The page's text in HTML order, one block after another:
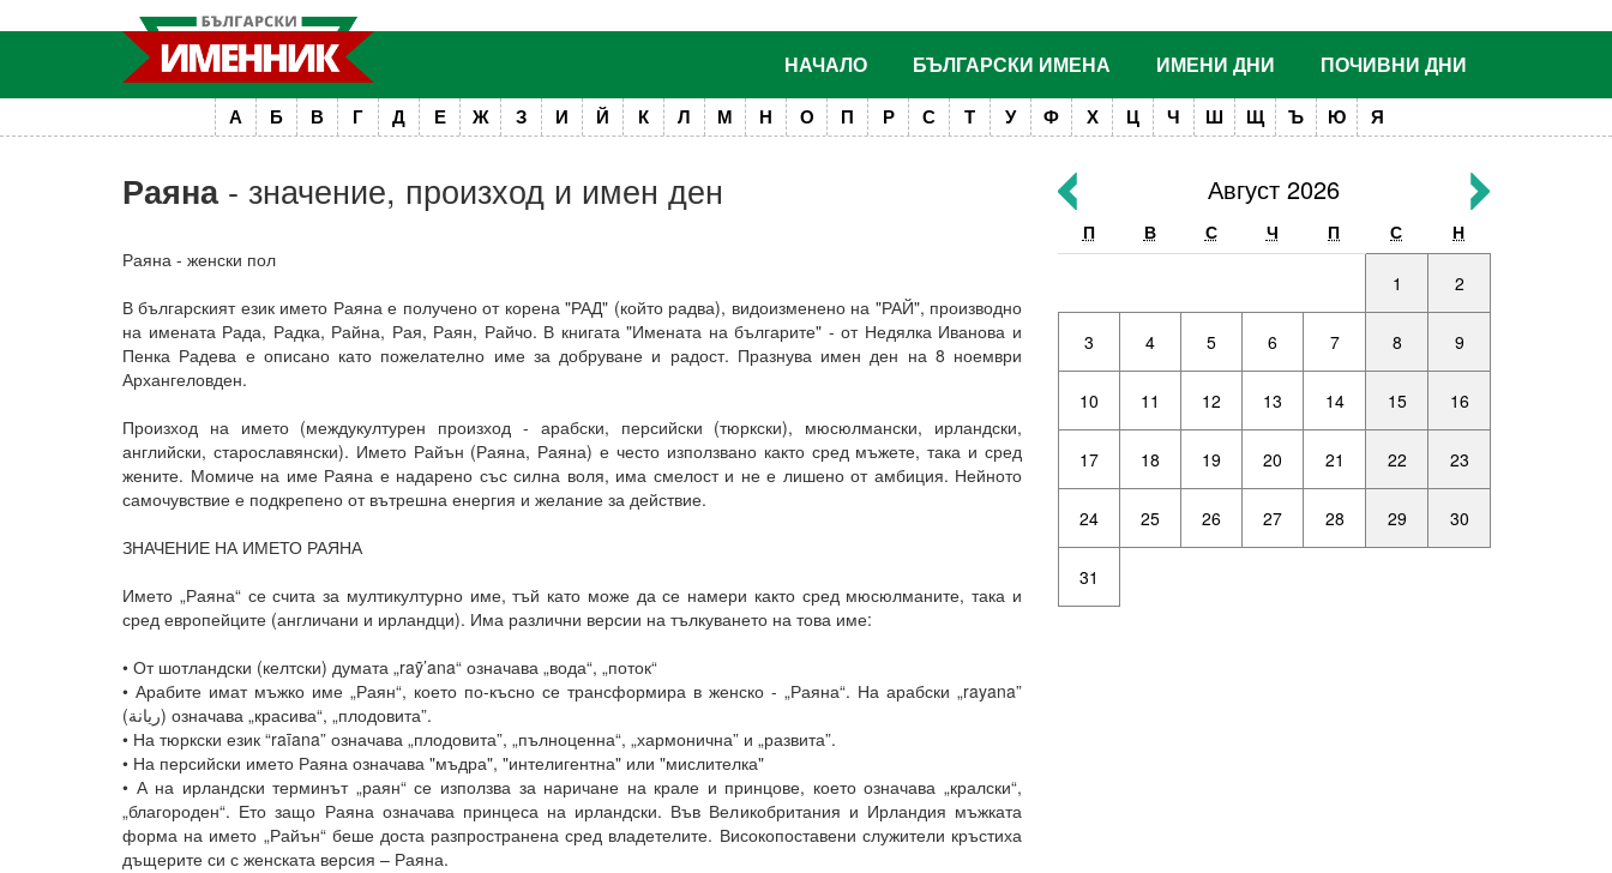
НАЧАЛО БЪЛГАРСКИ ИМЕНА ИМЕНИ ДНИ ПОЧИВНИ ДНИ
А Б В Г Д Е Ж З И Й К Л М Н О П Р С Т У Ф Х Ц Ч Ш Щ Ъ Ю Я
Раяна- значение, произход и имен ден
Раяна - женски пол
В българският език името Раяна е получено от корена "РАД" (който радва), видоизменено на "РАЙ", производно
на имената Рада, Радка, Райна, Рая, Раян, Райчо. В книгата "Имената на българите" - от Недялка Иванова и
Пенка Радева е описано като пожелателно име за добруване и радост. Празнува имен ден на 8 ноември
Архангеловден.
Произход на името (междукултурен произход - арабски, персийски (тюркски), мюсюлмански, ирландски,
английски, старославянски). Името Райън (Раяна, Раяна) е често използвано както сред мъжете, така и сред
жените. Момиче на име Раяна е надарено със силна воля, има смелост и не е лишено от амбиция. Нейното
самочувствие е подкрепено от вътрешна енергия и желание за действие.
ЗНАЧЕНИЕ НА ИМЕТО РАЯНА
Името „Раяна“ се счита за мултикултурно име, тъй като може да се намери както сред мюсюлманите, така и
сред европейците (англичани и ирландци). Има различни версии на тълкуването на това име:
• От шотландски (келтски) думата „raỹ’ana“ означава „вода“, „поток“
• Арабите имат мъжко име „Раян“, което по-късно се трансформира в женско - „Раяна“. На арабски „rayana”
(ريانة) означава „красива“, „плодовита”.
• На тюркски език “raīana” означава „плодовита”, „пълноценна“, „хармонична” и „развита”.
• На персийски името Раяна означава "мъдра", "интелигентна" или "мислителка"
• А на ирландски терминът „раян“ се използва за наричане на крале и принцове, което означава „кралски“,
„благороден“. Ето защо Раяна означава принцеса на ирландски. Във Великобритания и Ирландия мъжката
форма на името „Райън“ беше доста разпространена сред владетелите. Високопоставени служители кръстиха
дъщерите си с женската версия – Раяна.
Август 2026
П В С Ч П С Н
1 2
3 4 5 6 7 8 9
10 11 12 13 14 15 16
17 18 19 20 21 22 23
24 25 26 27 28 29 30
31